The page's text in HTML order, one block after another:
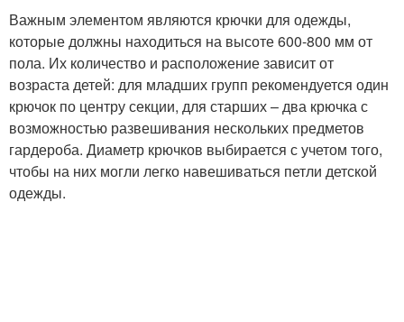
Важным элементом являются крючки для одежды,
которые должны находиться на высоте 600-800 мм от
пола. Их количество и расположение зависит от
возраста детей: для младших групп рекомендуется один
крючок по центру секции, для старших – два крючка с
возможностью развешивания нескольких предметов
гардероба. Диаметр крючков выбирается с учетом того,
чтобы на них могли легко навешиваться петли детской
одежды.